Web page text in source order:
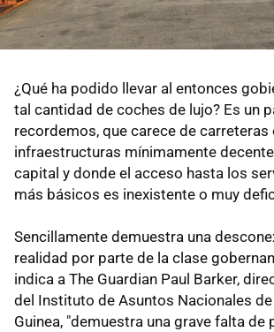
¿Qué ha podido llevar al entonces
tal cantidad de coches de lujo? Es un
recordemos, que carece de carreteras
infraestructuras mínimamente
capital y donde el acceso hasta los
más básicos es inexistente o muy
Sencillamente demuestra una
realidad por parte de la clase
indica a The Guardian Paul Barker,
del Instituto de Asuntos Nacionales de
Guinea, "demuestra una grave falta de